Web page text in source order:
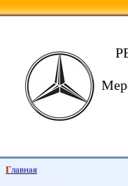
Главная